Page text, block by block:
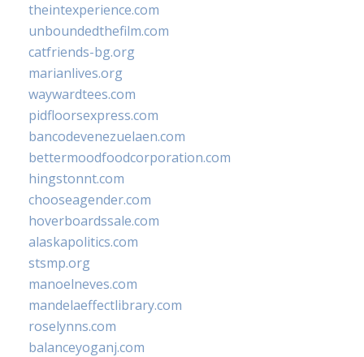
theintexperience.com
unboundedthefilm.com
catfriends-bg.org
marianlives.org
waywardtees.com
pidfloorsexpress.com
bancodevenezuelaen.com
bettermoodfoodcorporation.com
hingstonnt.com
chooseagender.com
hoverboardssale.com
alaskapolitics.com
stsmp.org
manoelneves.com
mandelaeffectlibrary.com
roselynns.com
balanceyoganj.com